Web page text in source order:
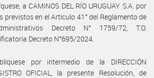
a CAMINOS DEL RÍO URUGUAY S.A. por
previstos en el Artículo 41° del Reglamento de
Decreto N° 1759/72, T.O.
Decreto N°695/2024.
por intermedio de la DIRECCIÓN
OFICIAL, la presente Resolución, de